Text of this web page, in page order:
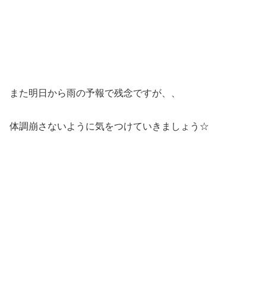
また明日から雨の予報で残念ですが、、
体調崩さないように気をつけていきましょう☆